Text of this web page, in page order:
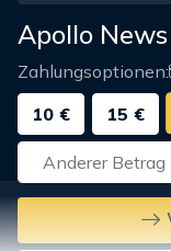
Apollo
Zahlungsoptionen:
10 €
15 €